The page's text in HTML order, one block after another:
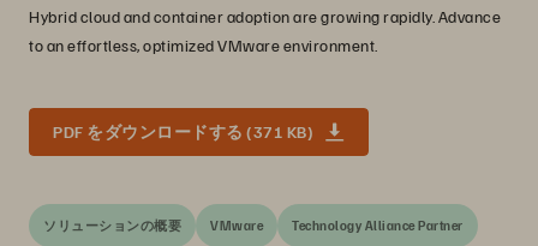
Hybrid cloud and container adoption are growing rapidly. Advance
to an effortless, optimized VMware environment.
PDF をダウンロードする (371 KB)
ソリューションの概要 VMware Technology Alliance Partner